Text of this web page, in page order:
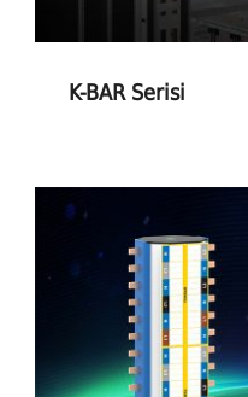
K-BAR Serisi